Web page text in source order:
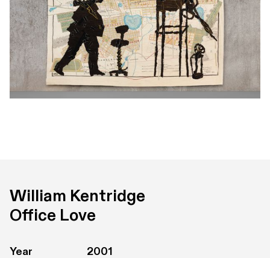
William Kentridge
Office Love
Year
2001